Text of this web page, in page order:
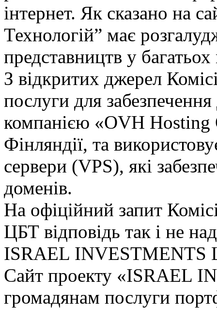
інтернет. Як сказано на
Технологій” має
представництв у
З відкритих джерел
послуги для
компанією «OVH Hosting
Фінляндії, та
сервери (VPS), які
доменів.
На офіційний запит
ЦБТ відповідь так і не
ISRAEL INVESTMENTS
Сайт проекту «ISRAEL
громадянам послуги